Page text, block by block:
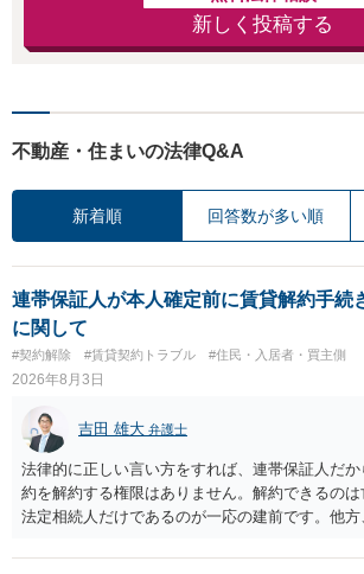
新しく投稿する
不動産・住まいの法律Q&A
新着順 回答数が多い順
連帯保証人が本人確定前に賃貸解約手続
に関して
#契約解除 #賃貸契約トラブル #住民・入居者・買主側
2026年8月3日
吉田 雄大 弁護士
法律的に正しい言い方をすれば、連帯保証人だ
約を解約する権限はありません。解約できるの
法定相続人だけであるのが一応の建前です。他
する動機づけがなくなります。 今回進められつ